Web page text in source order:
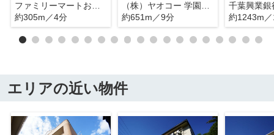
ファミリーマートおゆみ野一丁目店
約305m／4分
（株）ヤオコー 学園前店
約651m／9分
千葉興業銀
約1243m
エリアの近い物件